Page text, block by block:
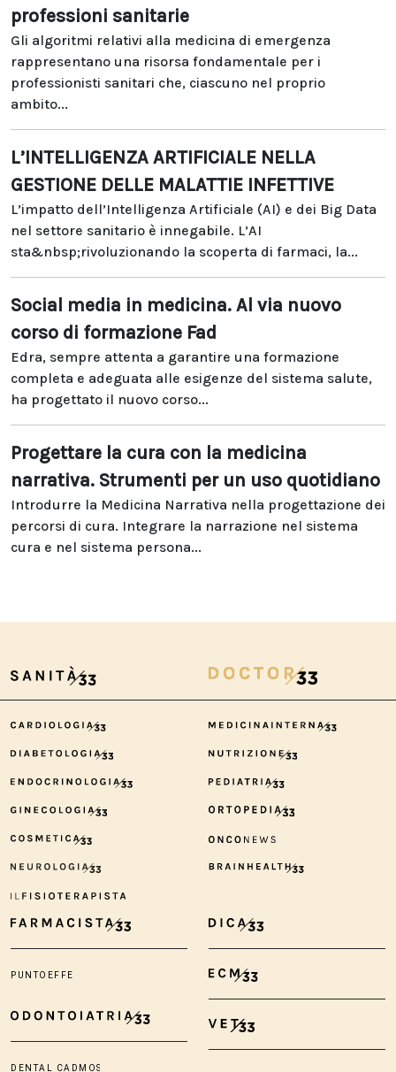
professioni sanitarie
Gli algoritmi relativi alla medicina di emergenza
rappresentano una risorsa fondamentale per i
professionisti sanitari che, ciascuno nel proprio
ambito...
L’INTELLIGENZA ARTIFICIALE NELLA
GESTIONE DELLE MALATTIE INFETTIVE
L’impatto dell’Intelligenza Artificiale (AI) e dei Big Data
nel settore sanitario è innegabile. L’AI
sta&nbsp;rivoluzionando la scoperta di farmaci, la...
Social media in medicina. Al via nuovo
corso di formazione Fad
Edra, sempre attenta a garantire una formazione
completa e adeguata alle esigenze del sistema salute,
ha progettato il nuovo corso...
Progettare la cura con la medicina
narrativa. Strumenti per un uso quotidiano
Introdurre la Medicina Narrativa nella progettazione dei
percorsi di cura. Integrare la narrazione nel sistema
cura e nel sistema persona...